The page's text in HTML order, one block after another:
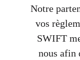
Notre
vos
SWIFT
nous afin